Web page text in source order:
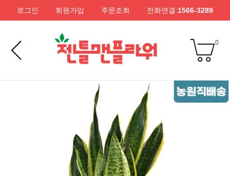
로그인 회원가입 주문조회 전화연결:1566-3289
0